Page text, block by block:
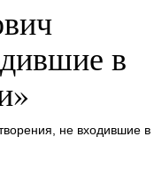
в
не входившие в